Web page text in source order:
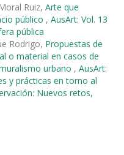
Ruiz, Arte que
público , AusArt: Vol. 13
pública
Rodrigo, Propuestas de
o material en casos de
urbano , AusArt:
y prácticas en torno al
Nuevos retos,